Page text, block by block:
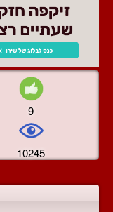
9
10245